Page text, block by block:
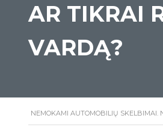
AR TIKRAI
VARDĄ?
NEMOKAMI AUTOMOBILIŲ SKELBIMAI.